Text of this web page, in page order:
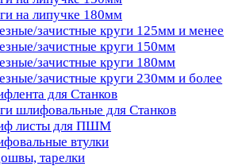
на липучке 180мм
зачистные круги 125мм и менее
зачистные круги 150мм
зачистные круги 180мм
зачистные круги 230мм и более
для Станков
шлифовальные для Станков
листы для ПШМ
втулки
тарелки